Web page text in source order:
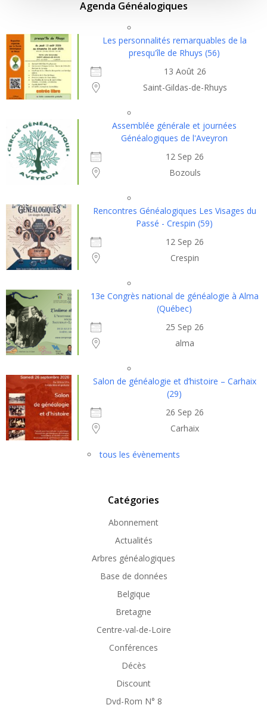
Agenda Généalogiques
Les personnalités remarquables de la
presqu'île de Rhuys (56)
13 Août 26
Saint-Gildas-de-Rhuys
Assemblée générale et journées
Généalogiques de l'Aveyron
12 Sep 26
Bozouls
Rencontres Généalogiques Les Visages du
Passé - Crespin (59)
12 Sep 26
Crespin
13e Congrès national de généalogie à Alma
(Québec)
25 Sep 26
alma
Salon de généalogie et d’histoire – Carhaix
(29)
26 Sep 26
Carhaix
tous les évènements
Catégories
Abonnement
Actualités
Arbres généalogiques
Base de données
Belgique
Bretagne
Centre-val-de-Loire
Conférences
Décès
Discount
Dvd-Rom N° 8